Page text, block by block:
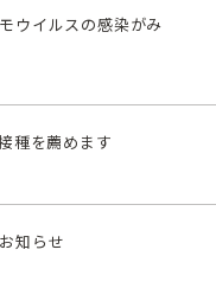
ウイルスの感染がみ
種を薦めます
知らせ